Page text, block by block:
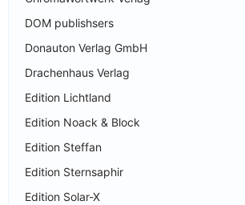
DOM publishsers
Donauton Verlag GmbH
Drachenhaus Verlag
Edition Lichtland
Edition Noack & Block
Edition Steffan
Edition Sternsaphir
Edition Solar-X